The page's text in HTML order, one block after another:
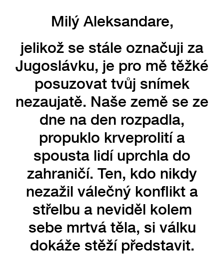
Milý Aleksandare,
jelikož se stále označuji za
Jugoslávku, je pro mě těžké
posuzovat tvůj snímek
nezaujatě. Naše země se ze
dne na den rozpadla,
propuklo krveprolití a
spousta lidí uprchla do
zahraničí. Ten, kdo nikdy
nezažil válečný konflikt a
střelbu a neviděl kolem
sebe mrtvá těla, si válku
dokáže stěží představit.